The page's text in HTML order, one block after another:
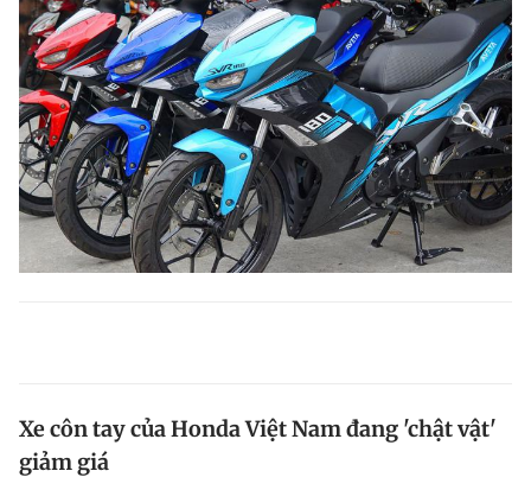
Xe côn tay của Honda Việt Nam đang 'chật vật'
giảm giá